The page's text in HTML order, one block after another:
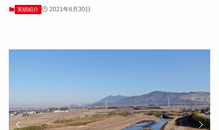
実績紹介 2021年6月30日